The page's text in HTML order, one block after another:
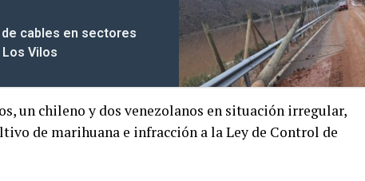
de cables en sectores
Vilos
un chileno y dos venezolanos en situación irregular,
de marihuana e infracción a la Ley de Control de